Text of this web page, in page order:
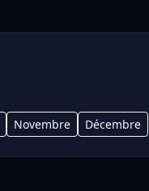
Novembre Décembre